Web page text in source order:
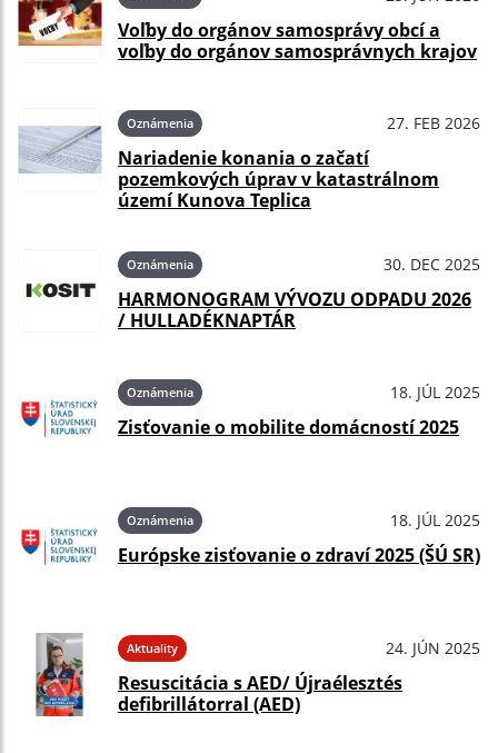
Voľby do orgánov samosprávy obcí a
voľby do orgánov samosprávnych krajov
Oznámenia 27. FEB 2026
Nariadenie konania o začatí
pozemkových úprav v katastrálnom
území Kunova Teplica
Oznámenia 30. DEC 2025
HARMONOGRAM VÝVOZU ODPADU 2026
/ HULLADÉKNAPTÁR
Oznámenia 18. JÚL 2025
Zisťovanie o mobilite domácností 2025
Oznámenia 18. JÚL 2025
Európske zisťovanie o zdraví 2025 (ŠÚ SR)
Aktuality 24. JÚN 2025
Resuscitácia s AED/ Újraélesztés
defibrillátorral (AED)